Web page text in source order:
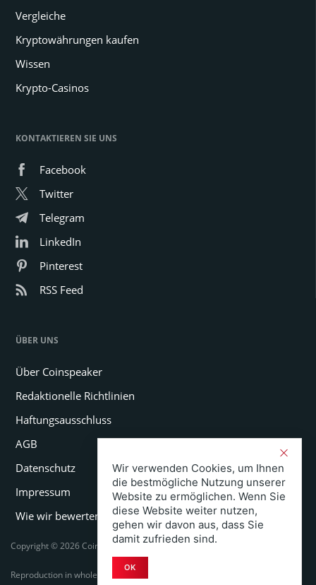
Vergleiche
Kryptowährungen kaufen
Wissen
Krypto-Casinos
KONTAKTIEREN SIE UNS
Facebook
Twitter
Telegram
LinkedIn
Pinterest
RSS Feed
ÜBER UNS
Über Coinspeaker
Redaktionelle Richtlinien
Haftungsausschluss
AGB
Datenschutz
Impressum
Wie wir bewerten
Copyright © 2026 Coinspeaker LTD. All rights reserved.
Reproduction in whole or in part in any form or medium without express
Wir verwenden Cookies, um Ihnen
die bestmögliche Nutzung unserer
Website zu ermöglichen. Wenn Sie
diese Website weiter nutzen,
gehen wir davon aus, dass Sie
damit zufrieden sind.
OK